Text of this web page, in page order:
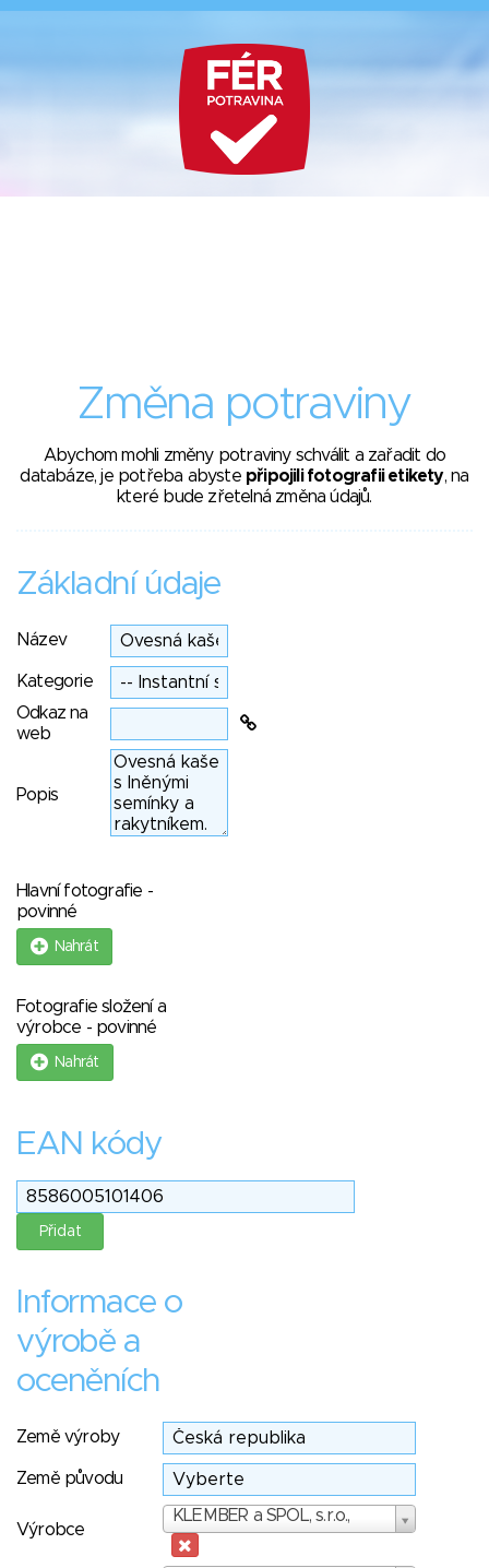
Změna potraviny
Abychom mohli změny potraviny schválit a zařadit do
databáze, je potřeba abyste připojili fotografii etikety, na
které bude zřetelná změna údajů.
Základní údaje
Název
Kategorie
Odkaz na
web
Popis
Hlavní fotografie -
povinné
Nahrát
Fotografie složení a
výrobce - povinné
Nahrát
EAN kódy
Informace o
výrobě a
oceněních
Země výroby
Země původu
Výrobce
KLEMBER a SPOL, s.r.o.,
Výrobce